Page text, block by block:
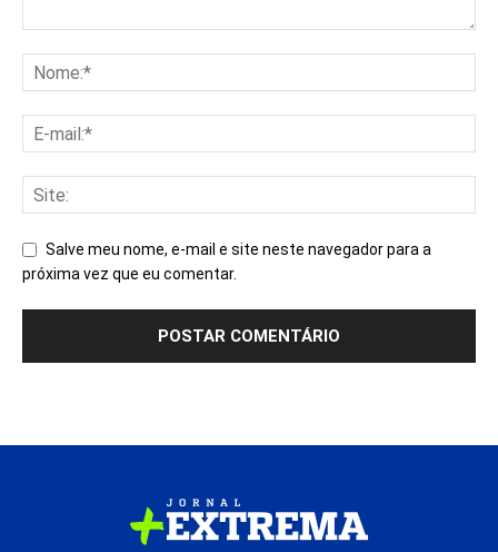
Salve meu nome, e-mail e site neste navegador para a
próxima vez que eu comentar.